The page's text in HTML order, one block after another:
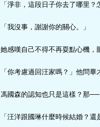
「淨非，這段日子你去了哪里
「我沒事，謝謝你的關心。」
她感嘆自己不得不再耍點心機，
「你考慮過回汪家嗎？」他問
馮國森的認知也只是這樣？那──
「汪洋跟國琳什麼時候結婚？還